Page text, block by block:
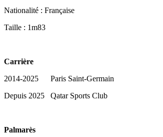
Nationalité : Française
Taille : 1m83
Carrière
2014-2025
Paris Saint-Germain
Depuis 2025
Qatar Sports Club
Palmarès